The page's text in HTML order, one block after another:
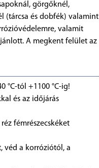
görgőknél,
(tárcsa és dobfék) valamint
valamit
A megkent felület az
°C-tól +1100 °C-ig!
és az időjárás
fémrészecskéket
véd a korróziótól, a